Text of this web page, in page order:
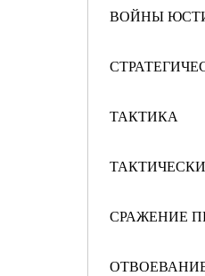
ВОЙНЫ
ТАКТИКА
СРАЖЕНИЕ